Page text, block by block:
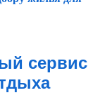
сервис